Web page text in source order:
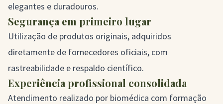
elegantes e duradouros.
Segurança em primeiro lugar
Utilização de produtos originais, adquiridos
diretamente de fornecedores oficiais, com
rastreabilidade e respaldo científico.
Experiência profissional consolidada
Atendimento realizado por biomédica com formação